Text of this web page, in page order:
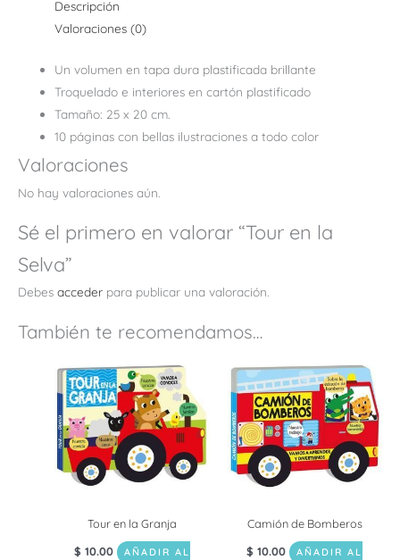
Descripción
Valoraciones (0)
Un volumen en tapa dura plastificada brillante
Troquelado e interiores en cartón plastificado
Tamaño: 25 x 20 cm.
10 páginas con bellas ilustraciones a todo color
Valoraciones
No hay valoraciones aún.
Sé el primero en valorar “Tour en la
Selva”
Debes acceder para publicar una valoración.
También te recomendamos…
Tour en la Granja
$ 10.00
AÑADIR AL
Camión de Bomberos
$ 10.00
AÑADIR AL